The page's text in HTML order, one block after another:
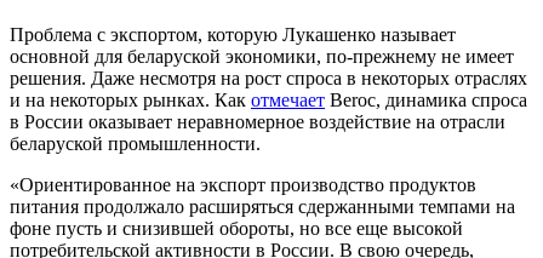
Проблема с экспортом, которую Лукашенко называет
основной для беларуской экономики, по-прежнему не имеет
решения. Даже несмотря на рост спроса в некоторых отраслях
и на некоторых рынках. Как отмечает Beroc, динамика спроса
в России оказывает неравномерное воздействие на отрасли
беларуской промышленности.
«Ориентированное на экспорт производство продуктов
питания продолжало расширяться сдержанными темпами на
фоне пусть и снизившей обороты, но все еще высокой
потребительской активности в России. В свою очередь,